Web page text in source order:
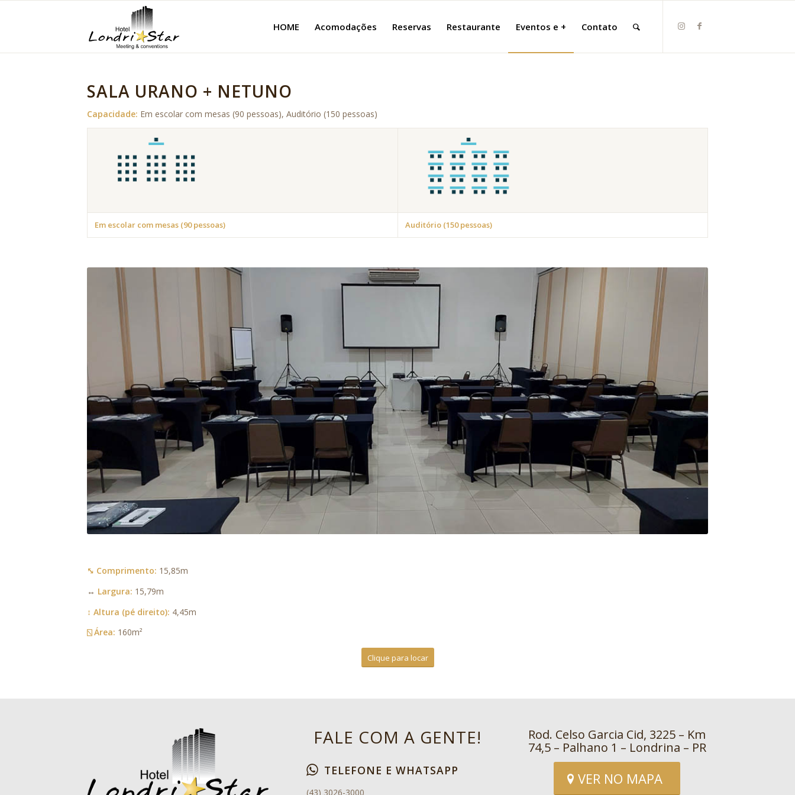
HOME Acomodações Reservas Restaurante Eventos e + Contato
SALA URANO + NETUNO
Capacidade: Em escolar com mesas (90 pessoas), Auditório (150 pessoas)
Em escolar com mesas (90 pessoas) Auditório (150 pessoas)
⤡ Comprimento: 15,85m
↔ Largura: 15,79m
↕ Altura (pé direito): 4,45m
⍂ Área: 160m²
Clique para locar
FALE COM A GENTE!
TELEFONE E WHATSAPP
(43) 3026-3000
Rod. Celso Garcia Cid, 3225 – Km
74,5 – Palhano 1 – Londrina – PR
VER NO MAPA